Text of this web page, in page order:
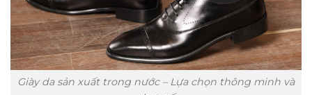
Giày da sản xuất trong nước – Lựa chọn thông minh và